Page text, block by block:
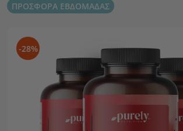
ΠΡΟΣΦΟΡΑ ΕΒΔΟΜΑΔΑΣ
-28%